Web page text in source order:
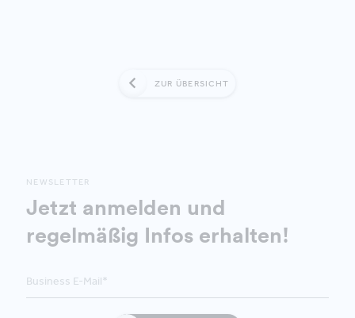
ZUR ÜBERSICHT
NEWSLETTER
Jetzt anmelden und
regelmäßig Infos erhalten!